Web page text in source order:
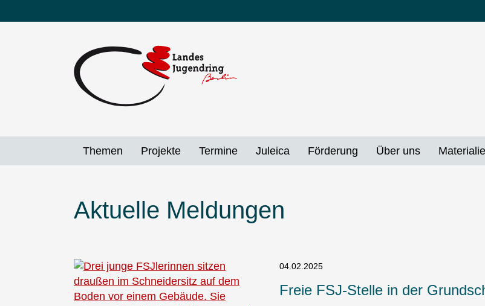
zum
Themen Projekte Termine Juleica Förderung Über uns
Aktuelle Meldungen
04.02.2025
Freie FSJ-Stelle in der